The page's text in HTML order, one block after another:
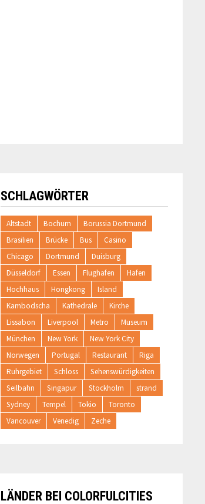
SCHLAGWÖRTER
Altstadt Bochum
Borussia Dortmund
Brasilien
Brücke Bus
Casino
Chicago
Dortmund
Duisburg
Düsseldorf
Essen Flughafen
Hafen
Hochhaus
Hongkong
Island
Kambodscha
Kathedrale
Kirche
Lissabon
Liverpool Metro
Museum
München
New York
New York City
Norwegen
Portugal Restaurant
Riga
Ruhrgebiet
Schloss
Sehenswürdigkeiten
Seilbahn
Singapur Stockholm
strand
Sydney
Tempel Tokio
Toronto
Vancouver
Venedig Zeche
LÄNDER BEI COLORFULCITIES